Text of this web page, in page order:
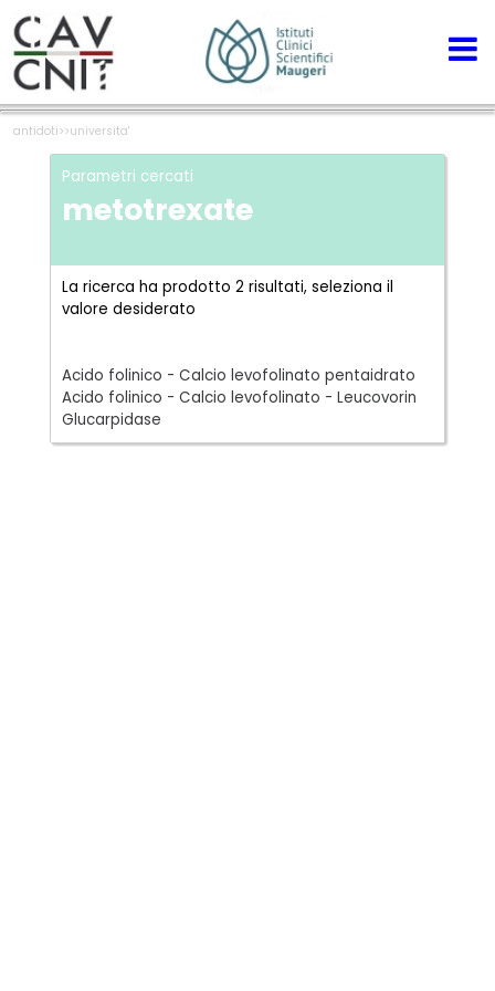
antidoti>>universita'
Parametri cercati
metotrexate
La ricerca ha prodotto 2 risultati, seleziona il
valore desiderato
Acido folinico - Calcio levofolinato pentaidrato
Acido folinico - Calcio levofolinato - Leucovorin
Glucarpidase